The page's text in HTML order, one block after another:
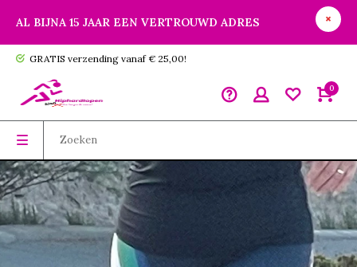
AL BIJNA 15 JAAR EEN VERTROUWD ADRES
GRATIS verzending vanaf € 25,00!
0